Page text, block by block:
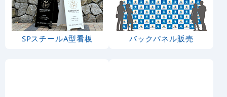
SPスチールA型看板 バックパネル販売